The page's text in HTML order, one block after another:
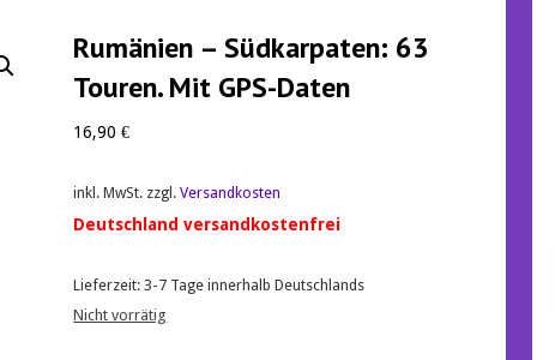
Rumänien – Südkarpaten: 63
Touren. Mit GPS-Daten
16,90€
inkl. MwSt. zzgl.Versandkosten
Deutschland versandkostenfrei
Lieferzeit:3-7 Tage innerhalb Deutschlands
Nicht vorrätig